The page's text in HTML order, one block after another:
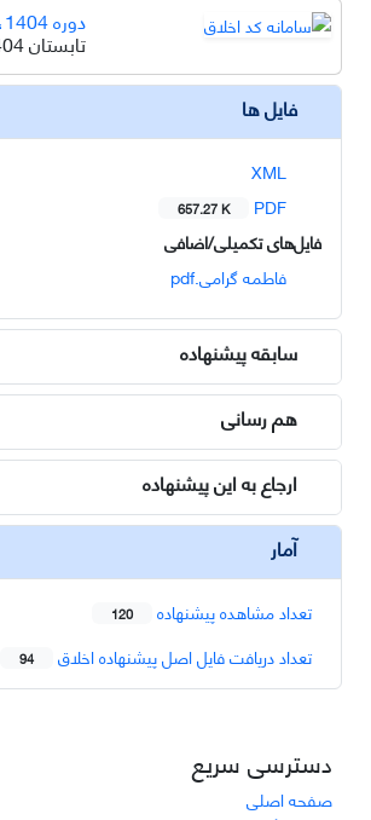
دوره 1404، تیر
تابستان 1404
فایل ها
XML
PDF
657.27 K
فایل‌های تکمیلی/اضافی
فاطمه گرامی.pdf
سابقه پیشنهاده
هم رسانی
ارجاع به این پیشنهاده
آمار
تعداد مشاهده پیشنهاده 120
تعداد دریافت فایل اصل پیشنهاده اخلاق 94
دسترسی سریع
صفحه اصلی